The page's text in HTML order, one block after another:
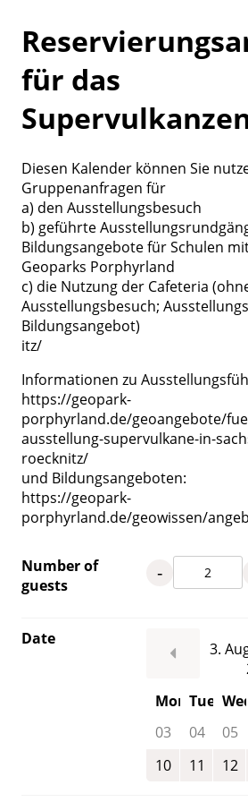
für das
Diesen Kalender können Sie
Gruppenanfragen für
a) den Ausstellungsbesuch
b) geführte
Bildungsangebote für Schulen
Geoparks Porphyrland
c) die Nutzung der Cafeteria
Ausstellungsbesuch;
Bildungsangebot)
itz/
Informationen zu
https://geopark-
porphyrland.de/geoangebote/
ausstellung-supervulkane-in-
roecknitz/
und Bildungsangeboten:
https://geopark-
porphyrland.de/geowissen/
Number of
guests
-
Date
3.
Mon Tue Wed
03
04 05
10
11 12